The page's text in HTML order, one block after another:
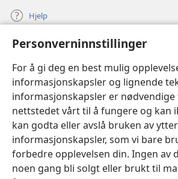
Personverninnstillinger
For å gi deg en best mulig
informasjonskapsler og lignende
informasjonskapsler er nødvendige
nettstedet vårt til å fungere og kan
kan godta eller avslå bruken av
informasjonskapsler, som vi bare
forbedre opplevelsen din. Ingen av
noen gang bli solgt eller brukt til
Hjelp
Bidrag
(åpner
nytt
vindu)Watchtower ONLINE LIBRARY™
(åpner
nytt
vindu) JW Hub ®
(åpner
nytt
vindu)JW Library ®
Watchtower Library